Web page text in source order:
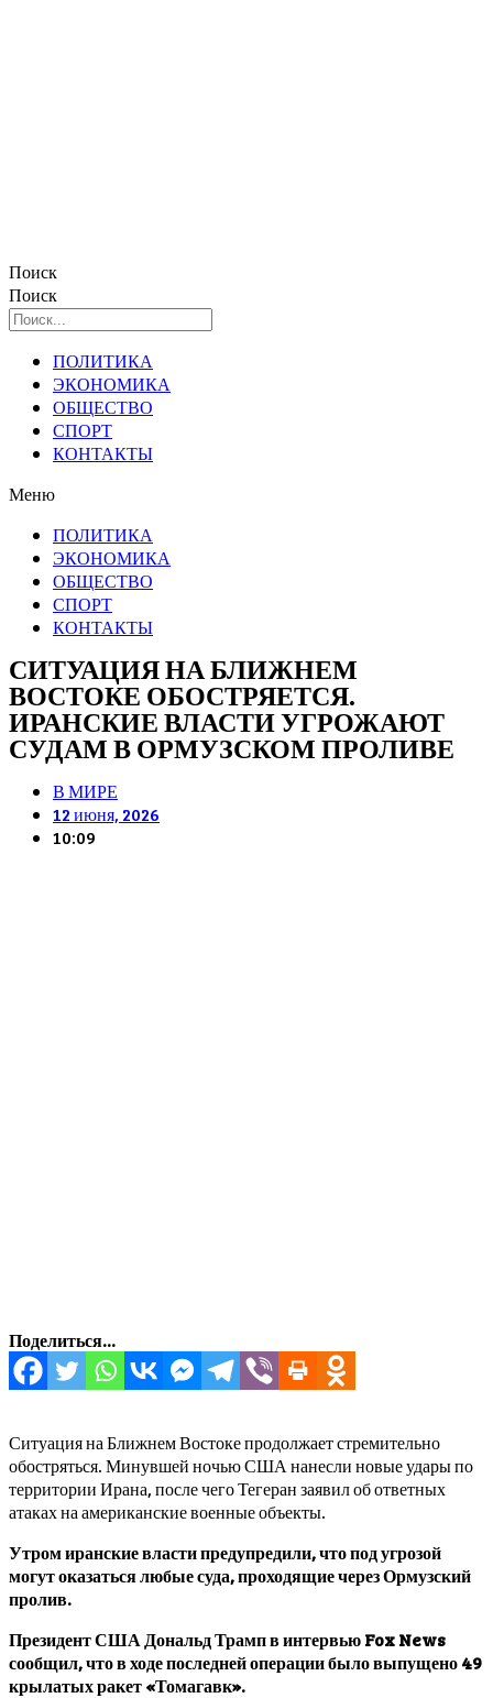
Поиск
Поиск
ПОЛИТИКА
ЭКОНОМИКА
ОБЩЕСТВО
СПОРТ
КОНТАКТЫ
Меню
ПОЛИТИКА
ЭКОНОМИКА
ОБЩЕСТВО
СПОРТ
КОНТАКТЫ
СИТУАЦИЯ НА БЛИЖНЕМ
ВОСТОКЕ ОБОСТРЯЕТСЯ.
ИРАНСКИЕ ВЛАСТИ УГРОЖАЮТ
СУДАМ В ОРМУЗСКОМ ПРОЛИВЕ
В МИРЕ
12 июня, 2026
10:09
Поделиться...
Ситуация на Ближнем Востоке продолжает стремительно
обостряться. Минувшей ночью США нанесли новые удары по
территории Ирана, после чего Тегеран заявил об ответных
атаках на американские военные объекты.
Утром иранские власти предупредили, что под угрозой
могут оказаться любые суда, проходящие через Ормузский
пролив.
Президент США Дональд Трамп в интервью Fox News
сообщил, что в ходе последней операции было выпущено 49
крылатых ракет «Томагавк».